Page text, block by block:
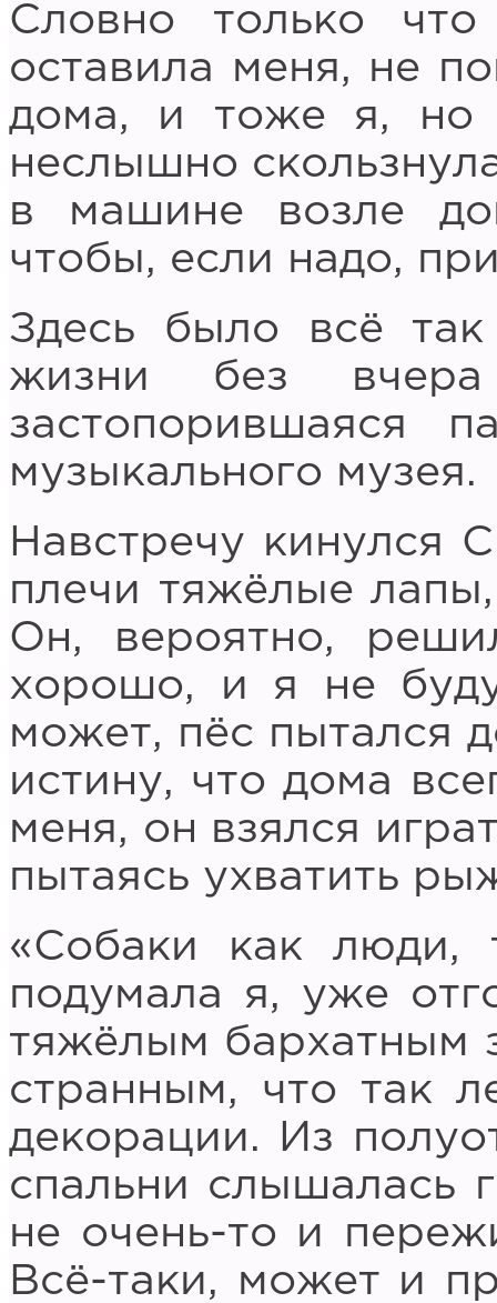
Словно только
оставила меня, не
дома, и тоже я, но
неслышно
в машине возле
чтобы, если надо,
Здесь было всё
жизни без
застопорившаяся
музыкального музея.
Навстречу кинулся
плечи тяжёлые
Он, вероятно,
хорошо, и я не
может, пёс пытался
истину, что дома
меня, он взялся
пытаясь ухватить
«Собаки как люди,
подумала я, уже
тяжёлым бархатным
странным, что так
декорации. Из
спальни слышалась
не очень-то и
Всё-таки, может и